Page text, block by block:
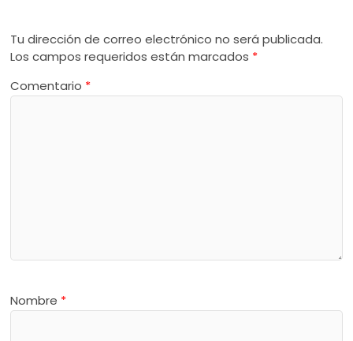
Tu dirección de correo electrónico no será publicada.
Los campos requeridos están marcados *
Comentario *
Nombre *